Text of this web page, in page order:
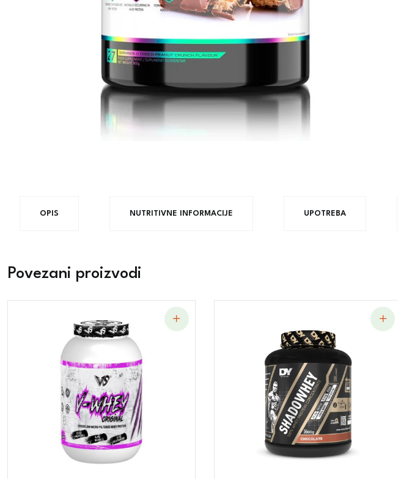
OPIS NUTRITIVNE INFORMACIJE UPOTREBA
Povezani proizvodi